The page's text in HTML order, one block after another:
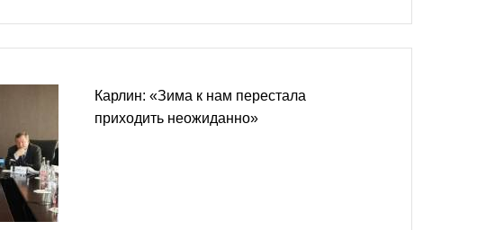
Карлин: «Зима к нам перестала
приходить неожиданно»